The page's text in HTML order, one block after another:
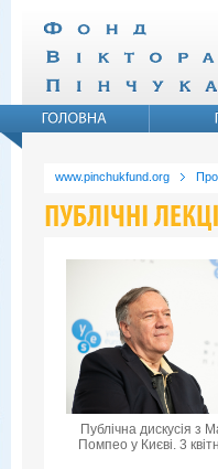
www.pinchukfund.org
Публічна дискусія з
Помпео у Києві. 3